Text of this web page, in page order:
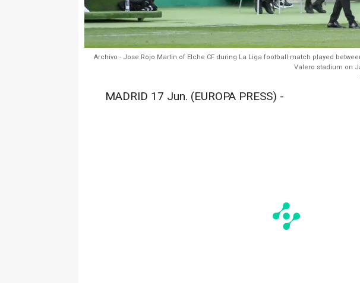
Archivo - Jose Rojo Martin of Elche CF during La Liga football match played
Valero stadium on
MADRID 17 Jun. (EUROPA PRESS) -